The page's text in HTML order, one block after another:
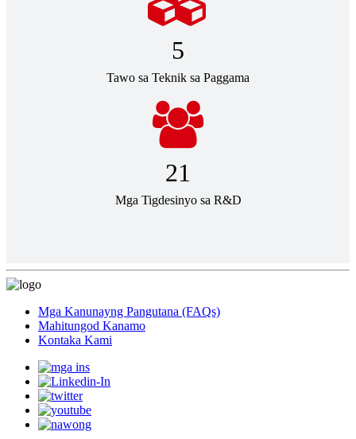
5
Tawo sa Teknik sa Paggama
21
Mga Tigdesinyo sa R&D
Mga Kanunayng Pangutana (FAQs)
Mahitungod Kanamo
Kontaka Kami